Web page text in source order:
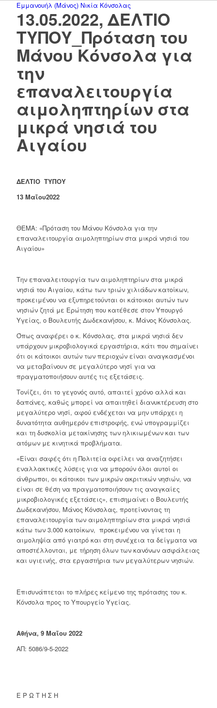
Εμμανουήλ (Μάνος) Νικία Κόνσολας
13.05.2022, ΔΕΛΤΙΟ
ΤΥΠΟΥ_Πρόταση του
Μάνου Κόνσολα για
την
επαναλειτουργία
αιμοληπτηρίων στα
μικρά νησιά του
Αιγαίου
ΔΕΛΤΙΟ ΤΥΠΟΥ
13 Μαΐου2022
ΘΕΜΑ: «Πρόταση του Μάνου Κόνσολα για την
επαναλειτουργία αιμοληπτηρίων στα μικρά νησιά του
Αιγαίου»
Την επαναλειτουργία των αιμοληπτηρίων στα μικρά
νησιά του Αιγαίου, κάτω των τριών χιλιάδων κατοίκων,
προκειμένου να εξυπηρετούνται οι κάτοικοι αυτών των
νησιών ζητά με Ερώτηση που κατέθεσε στον Υπουργό
Υγείας, ο Βουλευτής Δωδεκανήσου, κ. Μάνος Κόνσολας.
Όπως αναφέρει ο κ. Κόνσολας, στα μικρά νησιά δεν
υπάρχουν μικροβιολογικά εργαστήρια, κάτι που σημαίνει
ότι οι κάτοικοι αυτών των περιοχών είναι αναγκασμένοι
να μεταβαίνουν σε μεγαλύτερο νησί για να
πραγματοποιήσουν αυτές τις εξετάσεις.
Τονίζει, ότι το γεγονός αυτό, απαιτεί χρόνο αλλά και
δαπάνες, καθώς μπορεί να απαιτηθεί διανυκτέρευση στο
μεγαλύτερο νησί, αφού ενδέχεται να μην υπάρχει η
δυνατότητα αυθημερόν επιστροφής, ενώ υπογραμμίζει
και τη δυσκολία μετακίνησης των ηλικιωμένων και των
ατόμων με κινητικά προβλήματα.
«Είναι σαφές ότι η Πολιτεία οφείλει να αναζητήσει
εναλλακτικές λύσεις για να μπορούν όλοι αυτοί οι
άνθρωποι, οι κάτοικοι των μικρών ακριτικών νησιών, να
είναι σε θέση να πραγματοποιήσουν τις αναγκαίες
μικροβιολογικές εξετάσεις», επισημαίνει ο Βουλευτής
Δωδεκανήσου, Μάνος Κόνσολας, προτείνοντας τη
επαναλειτουργία των αιμοληπτηρίων στα μικρά νησιά
κάτω των 3.000 κατοίκων, προκειμένου να γίνεται η
αιμοληψία από γιατρό και στη συνέχεια τα δείγματα να
αποστέλλονται, με τήρηση όλων των κανόνων ασφάλειας
και υγιεινής, στα εργαστήρια των μεγαλύτερων νησιών.
Επισυνάπτεται το πλήρες κείμενο της πρότασης του κ.
Κόνσολα προς το Υπουργείο Υγείας.
Αθήνα, 9 Μαΐου 2022
ΑΠ: 5086/9-5-2022
Ε Ρ Ω Τ Η Σ Η